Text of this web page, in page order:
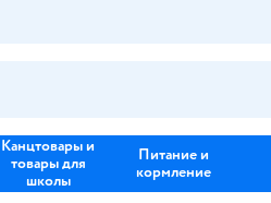
Канцтовары и
товары для
школы
Питание и
кормление